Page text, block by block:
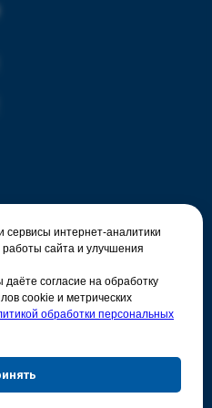
интернет-аналитики
сайта и улучшения
согласие на обработку
cookie и метрических
обработки персональных